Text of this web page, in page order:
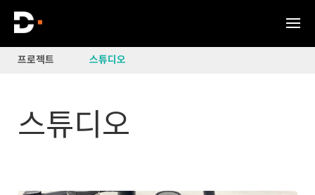
프로젝트 스튜디오
스튜디오